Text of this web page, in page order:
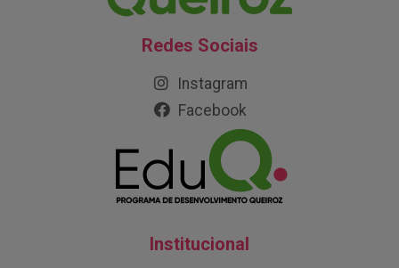
Redes Sociais
Instagram
Facebook
Institucional